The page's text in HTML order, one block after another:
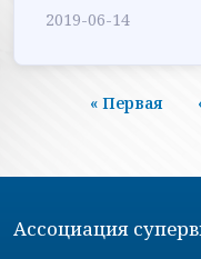
2019-06-14
Нумерация
« Первая
Первая
Ассоциация